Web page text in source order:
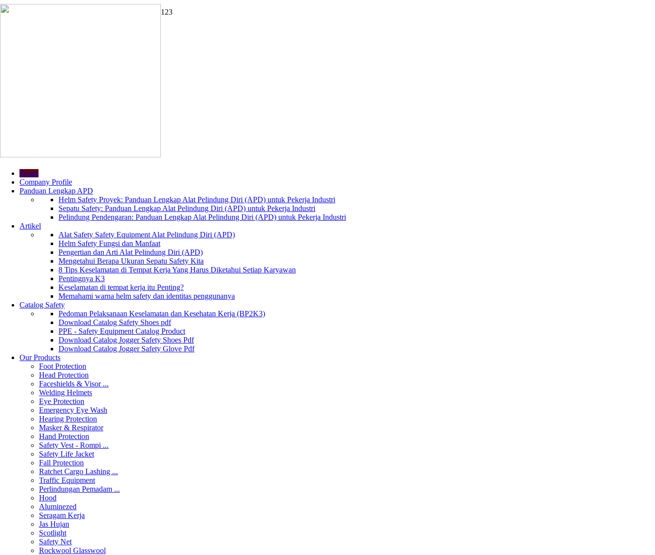
1 23
Home
Company Profile
Panduan Lengkap APD
Helm Safety Proyek: Panduan Lengkap Alat Pelindung Diri (APD) untuk Pekerja Industri
Sepatu Safety: Panduan Lengkap Alat Pelindung Diri (APD) untuk Pekerja Industri
Pelindung Pendengaran: Panduan Lengkap Alat Pelindung Diri (APD) untuk Pekerja Industri
Artikel
Alat Safety Safety Equipment Alat Pelindung Diri (APD)
Helm Safety Fungsi dan Manfaat
Pengertian dan Arti Alat Pelindung Diri (APD)
Mengetahui Berapa Ukuran Sepatu Safety Kita
8 Tips Keselamatan di Tempat Kerja Yang Harus Diketahui Setiap Karyawan
Pentingnya K3
Keselamatan di tempat kerja itu Penting?
Memahami warna helm safety dan identitas penggunanya
Catalog Safety
Pedoman Pelaksanaan Keselamatan dan Kesehatan Kerja (BP2K3)
Download Catalog Safety Shoes pdf
PPE - Safety Equipment Catalog Product
Download Catalog Jogger Safety Shoes Pdf
Download Catalog Jogger Safety Glove Pdf
Our Products
Foot Protection
Head Protection
Faceshields & Visor ...
Welding Helmets
Eye Protection
Emergency Eye Wash
Hearing Protection
Masker & Respirator
Hand Protection
Safety Vest - Rompi ...
Safety Life Jacket
Fall Protection
Ratchet Cargo Lashing ...
Traffic Equipment
Perlindungan Pemadam ...
Hood
Aluminezed
Seragam Kerja
Jas Hujan
Scotlight
Safety Net
Rockwool Glasswool